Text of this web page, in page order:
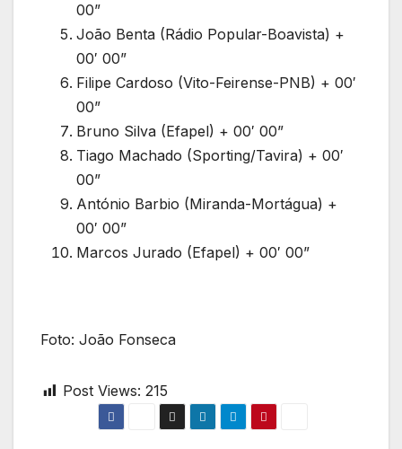
00”
João Benta (Rádio Popular-Boavista) +
00′ 00”
Filipe Cardoso (Vito-Feirense-PNB) + 00′
00”
Bruno Silva (Efapel) + 00′ 00”
Tiago Machado (Sporting/Tavira) + 00′
00”
António Barbio (Miranda-Mortágua) +
00′ 00”
Marcos Jurado (Efapel) + 00′ 00”
Foto: João Fonseca
Post Views: 215